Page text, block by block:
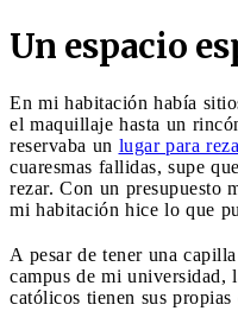
Un espacio
En mi habitación había
el maquillaje hasta un
reservaba un lugar para
cuaresmas fallidas, supe
rezar. Con un presupuesto
mi habitación hice lo que
A pesar de tener una
campus de mi universidad,
católicos tienen sus